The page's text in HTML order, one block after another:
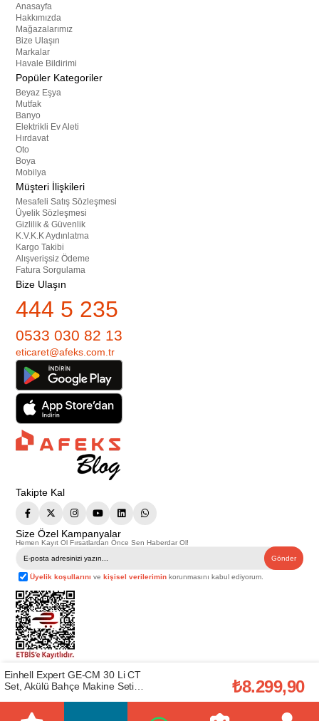
Anasayfa
Hakkımızda
Mağazalarımız
Bize Ulaşın
Markalar
Havale Bildirimi
Popüler Kategoriler
Beyaz Eşya
Mutfak
Banyo
Elektrikli Ev Aleti
Hırdavat
Oto
Boya
Mobilya
Müşteri İlişkileri
Mesafeli Satış Sözleşmesi
Üyelik Sözleşmesi
Gizlilik & Güvenlik
K.V.K.K Aydınlatma
Kargo Takibi
Alışverişsiz Ödeme
Fatura Sorgulama
Bize Ulaşın
444 5 235
0533 030 82 13
eticaret@afeks.com.tr
Takipte Kal
Size Özel Kampanyalar
Hemen Kayıt Ol Fırsatlardan Önce Sen Haberdar Ol!
Gönder
Üyelik koşullarını vekişisel verilerimin korunmasını kabul ediyorum.
Telif Hakkı © 2026 Afeks Yapı Market
Bu web sitesindeki tüm ürünler ticari amaçlıdır. Web sitemizde yer alan
görsel ve yazılı içerikler firmamıza ait olup, firmamızın yazılı izni alınmadan
hiçbir yazılı/görsel içerik, logo, kopyalanamaz, kaynak gösterilemez ve
kullanılması 5846 sayılı Fikir ve Sanat Eserleri Yasasına göre suçtur.
Einhell Expert GE-CM 30 Li CT
Set, Akülü Bahçe Makine Seti
₺8.299,90